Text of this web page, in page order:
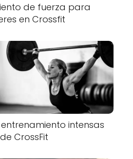
de fuerza para
en Crossfit
intensas
de CrossFit